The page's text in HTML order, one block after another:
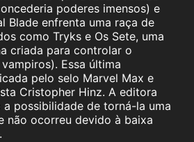
poderes imensos) e
Blade enfrenta uma raça de
como Tryks e Os Sete, uma
criada para controlar o
Essa última
pelo selo Marvel Max e
Cristopher Hinz. A editora
possibilidade de torná-la uma
não ocorreu devido à baixa